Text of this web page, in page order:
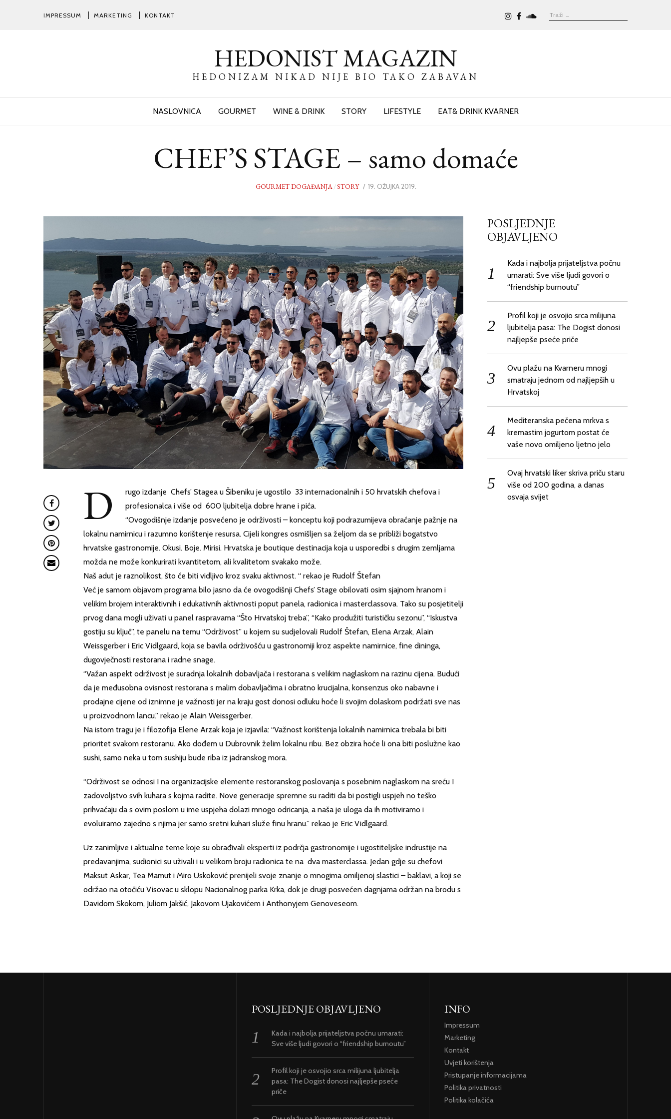
IMPRESSUM MARKETING KONTAKT
HEDONIST MAGAZIN
HEDONIZAM NIKAD NIJE BIO TAKO ZABAVAN
NASLOVNICA GOURMET WINE & DRINK STORY LIFESTYLE EAT& DRINK KVARNER
CHEF’S STAGE – samo domaće
GOURMET DOGAĐANJA/STORY
POSTED
19. OŽUJKA 2019.
D
rugo izdanje Chefs’ Stagea u Šibeniku je ugostilo 33 internacionalnih i 50 hrvatskih chefova i
profesionalca i više od 600 ljubitelja dobre hrane i pića.
“Ovogodišnje izdanje posvećeno je održivosti – konceptu koji podrazumijeva obraćanje pažnje na
lokalnu namirnicu i razumno korištenje resursa. Cijeli kongres osmišljen sa željom da se približi bogatstvo
hrvatske gastronomije. Okusi. Boje. Mirisi. Hrvatska je boutique destinacija koja u usporedbi s drugim zemljama
možda ne može konkurirati kvantitetom, ali kvalitetom svakako može.
Naš adut je raznolikost, što će biti vidljivo kroz svaku aktivnost. “ rekao je Rudolf Štefan
Već je samom objavom programa bilo jasno da će ovogodišnji Chefs’ Stage obilovati osim sjajnom hranom i
velikim brojem interaktivnih i edukativnih aktivnosti poput panela, radionica i masterclassova. Tako su posjetitelji
prvog dana mogli uživati u panel raspravama “Što Hrvatskoj treba”, “Kako produžiti turističku sezonu”, “Iskustva
gostiju su ključ”, te panelu na temu “Održivost” u kojem su sudjelovali Rudolf Štefan, Elena Arzak, Alain
Weissgerber i Eric Vidlgaard, koja se bavila održivošću u gastronomiji kroz aspekte namirnice, fine dininga,
dugovječnosti restorana i radne snage.
“Važan aspekt održivost je suradnja lokalnih dobavljača i restorana s velikim naglaskom na razinu cijena. Budući
da je međusobna ovisnost restorana s malim dobavljačima i obratno krucijalna, konsenzus oko nabavne i
prodajne cijene od iznimne je važnosti jer na kraju gost donosi odluku hoće li svojim dolaskom podržati sve nas
u proizvodnom lancu.” rekao je Alain Weissgerber.
Na istom tragu je i filozofija Elene Arzak koja je izjavila: “Važnost korištenja lokalnih namirnica trebala bi biti
prioritet svakom restoranu. Ako dođem u Dubrovnik želim lokalnu ribu. Bez obzira hoće li ona biti poslužne kao
sushi, samo neka u tom sushiju bude riba iz jadranskog mora.
“Održivost se odnosi I na organizacijske elemente restoranskog poslovanja s posebnim naglaskom na sreću I
zadovoljstvo svih kuhara s kojma radite. Nove generacije spremne su raditi da bi postigli uspjeh no teško
prihvaćaju da s ovim poslom u ime uspjeha dolazi mnogo odricanja, a naša je uloga da ih motiviramo i
evoluiramo zajedno s njima jer samo sretni kuhari služe finu hranu.” rekao je Eric Vidlgaard.
Uz zanimljive i aktualne teme koje su obrađivali eksperti iz podrčja gastronomije i ugostiteljske indrustije na
predavanjima, sudionici su uživali i u velikom broju radionica te na dva masterclassa. Jedan gdje su chefovi
Maksut Askar, Tea Mamut i Miro Uskoković prenijeli svoje znanje o mnogima omiljenoj slastici – baklavi, a koji se
održao na otočiću Visovac u sklopu Nacionalnog parka Krka, dok je drugi posvećen dagnjama održan na brodu s
Davidom Skokom, Juliom Jakšić, Jakovom Ujakovićem i Anthonyjem Genoveseom.
POSLJEDNJE
OBJAVLJENO
Kada i najbolja prijateljstva počnu
umarati: Sve više ljudi govori o
“friendship burnoutu”
Profil koji je osvojio srca milijuna
ljubitelja pasa: The Dogist donosi
najljepše pseće priče
Ovu plažu na Kvarneru mnogi
smatraju jednom od najljepših u
Hrvatskoj
Mediteranska pečena mrkva s
kremastim jogurtom postat će
vaše novo omiljeno ljetno jelo
Ovaj hrvatski liker skriva priču staru
više od 200 godina, a danas
osvaja svijet
POSLJEDNJE OBJAVLJENO
Kada i najbolja prijateljstva počnu umarati:
Sve više ljudi govori o “friendship burnoutu”
Profil koji je osvojio srca milijuna ljubitelja
pasa: The Dogist donosi najljepše pseće
priče
INFO
Impressum
Marketing
Kontakt
Uvjeti korištenja
Pristupanje informacijama
Politika privatnosti
Politika kolačića